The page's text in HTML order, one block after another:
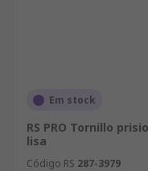
Em stock
RS PRO Tornillo
lisa
Código RS 287-3979